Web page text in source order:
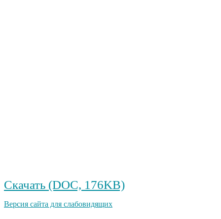
Скачать (DOC, 176KB)
Версия сайта для слабовидящих